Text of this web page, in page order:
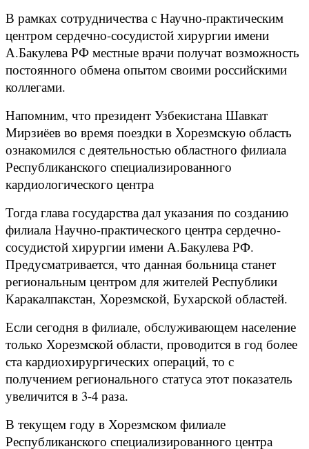
В рамках сотрудничества с Научно-практическим
центром сердечно-сосудистой хирургии имени
А.Бакулева РФ местные врачи получат возможность
постоянного обмена опытом своими российскими
коллегами.
Напомним, что президент Узбекистана Шавкат
Мирзиёев во время поездки в Хорезмскую область
ознакомился с деятельностью областного филиала
Республиканского специализированного
кардиологического центра
Тогда глава государства дал указания по созданию
филиала Научно-практического центра сердечно-
сосудистой хирургии имени А.Бакулева РФ.
Предусматривается, что данная больница станет
региональным центром для жителей Республики
Каракалпакстан, Хорезмской, Бухарской областей.
Если сегодня в филиале, обслуживающем население
только Хорезмской области, проводится в год более
ста кардиохирургических операций, то с
получением регионального статуса этот показатель
увеличится в 3-4 раза.
В текущем году в Хорезмском филиале
Республиканского специализированного центра